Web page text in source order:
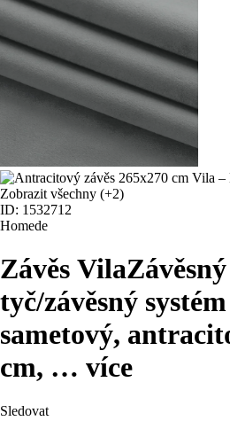
Zobrazit všechny (+2)
ID: 1532712
Homede
Závěs Vila
tyč/závěsný
sametový,
cm, … více
Sledovat